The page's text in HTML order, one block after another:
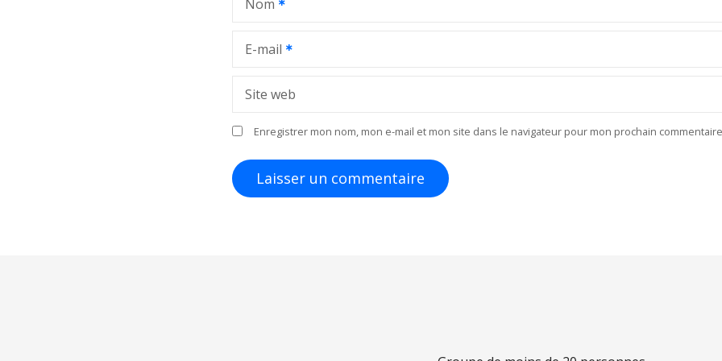
Nom
E-mail
Site web
Enregistrer mon nom, mon e-mail et mon site dans le navigateur pour mon prochain